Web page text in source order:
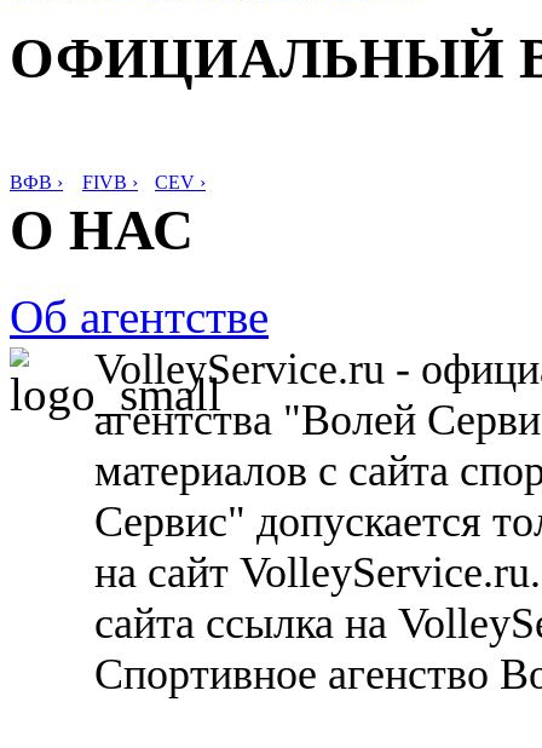
ОФИЦИАЛЬНЫЙ
ВФВ › FIVB › CEV ›
О НАС
Об агентстве
VolleyService.ru -
агентства "Волей
материалов с сайта
Сервис" допускается
на сайт
сайта ссылка на
Спортивное агенство